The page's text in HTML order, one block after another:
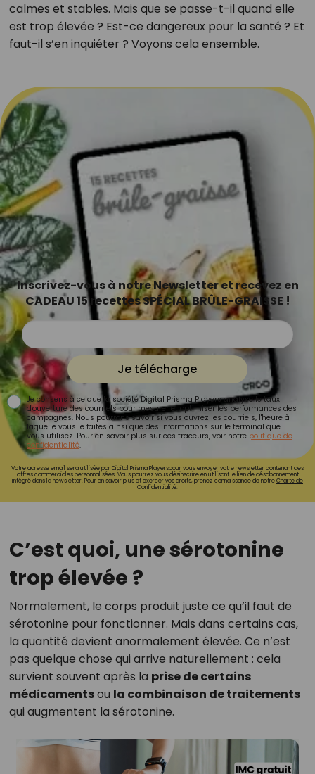
calmes et stables. Mais que se passe-t-il quand elle
est trop élevée ? Est-ce dangereux pour la santé ? Et
faut-il s’en inquiéter ? Voyons cela ensemble.
Inscrivez-vous à notre Newsletter et recevez en
CADEAU 15 recettes SPÉCIAL BRÛLE-GRAISSE !
Je télécharge
Je consens à ce que la société Digital Prisma Players analyse le taux
d'ouverture des courriels pour mesurer et optimiser les performances des
campagnes. Nous pourrons savoir si vous ouvrez les courriels, l'heure à
laquelle vous le faites ainsi que des informations sur le terminal que
vous utilisez. Pour en savoir plus sur ces traceurs, voir notre politique de
confidentialité.
Votre adresse email sera utilisée par Digital Prisma Playerspour vous envoyer votre newsletter contenant des
offres commerciales personnalisées. Vous pourrez vous désinscrire en utilisant le lien de désabonnement
intégré dans la newsletter. Pour en savoir plus et exercer vos droits, prenez connaissance de notreCharte de
Confidentialité.
C’est quoi, une sérotonine
trop élevée ?
Normalement, le corps produit juste ce qu’il faut de
sérotonine pour fonctionner. Mais dans certains cas,
la quantité devient anormalement élevée. Ce n’est
pas quelque chose qui arrive naturellement : cela
survient souvent après la prise de certains
médicamentsou la combinaison de traitements
qui augmentent la sérotonine.